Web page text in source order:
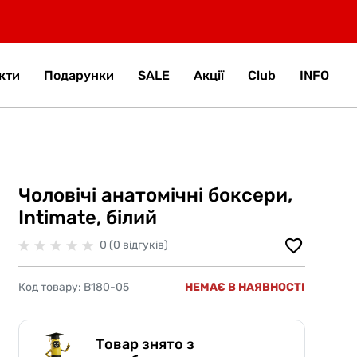
Подарунки SALE Акції Club INFO
Чоловічі анатомічні боксери,
Intimate, білий
0 (0 відгуків)
Код товару: B180-05 НЕМАЄ В НАЯВНОСТІ
Товар знято з